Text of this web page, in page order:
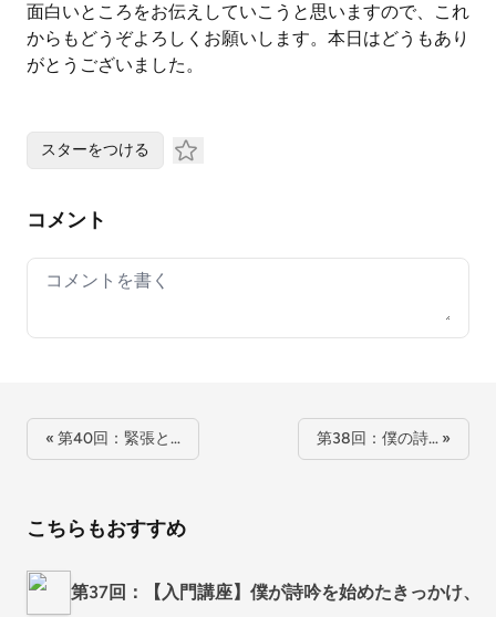
面白いところをお伝えしていこうと思いますので、これ
からもどうぞよろしくお願いします。本日はどうもあり
がとうございました。
スターをつける
コメント
Your comment
« 第40回：緊張と… 第38回：僕の詩… »
こちらもおすすめ
第37回：【入門講座】僕が詩吟を始めたきっかけ、